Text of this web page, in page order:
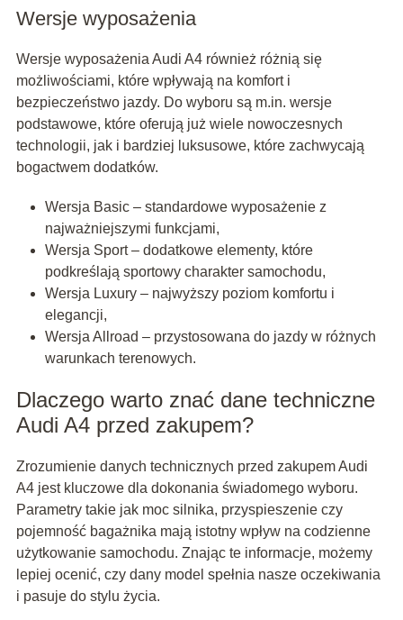
Wersje wyposażenia
Wersje wyposażenia Audi A4 również różnią się
możliwościami, które wpływają na komfort i
bezpieczeństwo jazdy. Do wyboru są m.in. wersje
podstawowe, które oferują już wiele nowoczesnych
technologii, jak i bardziej luksusowe, które zachwycają
bogactwem dodatków.
Wersja Basic – standardowe wyposażenie z
najważniejszymi funkcjami,
Wersja Sport – dodatkowe elementy, które
podkreślają sportowy charakter samochodu,
Wersja Luxury – najwyższy poziom komfortu i
elegancji,
Wersja Allroad – przystosowana do jazdy w różnych
warunkach terenowych.
Dlaczego warto znać dane techniczne
Audi A4 przed zakupem?
Zrozumienie danych technicznych przed zakupem Audi
A4 jest kluczowe dla dokonania świadomego wyboru.
Parametry takie jak moc silnika, przyspieszenie czy
pojemność bagażnika mają istotny wpływ na codzienne
użytkowanie samochodu. Znając te informacje, możemy
lepiej ocenić, czy dany model spełnia nasze oczekiwania
i pasuje do stylu życia.